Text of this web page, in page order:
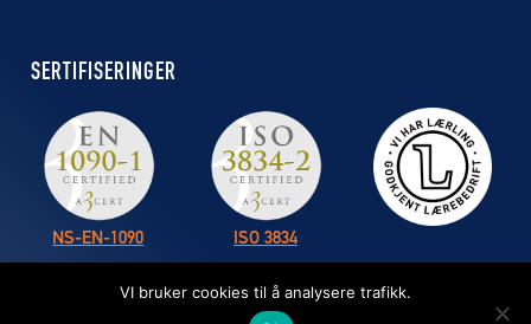
SERTIFISERINGER
NS-EN-1090 ISO 3834
VI bruker cookies til å analysere trafikk.